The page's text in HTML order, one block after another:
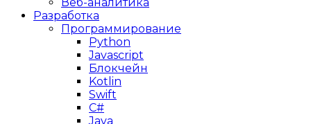
Разработка
Программирование
Python
Javascript
Блокчейн
Kotlin
Swift
C#
Java